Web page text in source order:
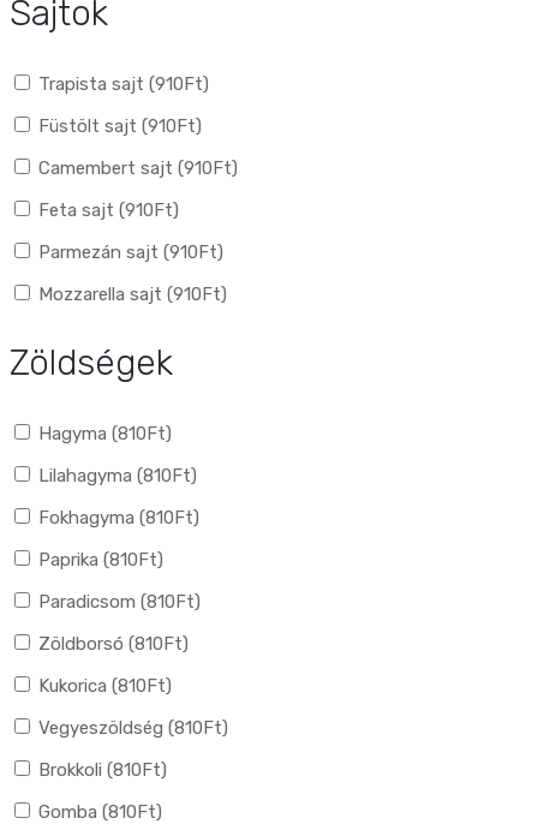
Sajtok
Trapista sajt (910Ft)
Füstölt sajt (910Ft)
Camembert sajt (910Ft)
Feta sajt (910Ft)
Parmezán sajt (910Ft)
Mozzarella sajt (910Ft)
Zöldségek
Hagyma (810Ft)
Lilahagyma (810Ft)
Fokhagyma (810Ft)
Paprika (810Ft)
Paradicsom (810Ft)
Zöldborsó (810Ft)
Kukorica (810Ft)
Vegyeszöldség (810Ft)
Brokkoli (810Ft)
Gomba (810Ft)